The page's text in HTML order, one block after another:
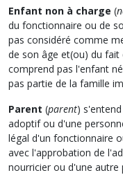
Enfant non à charge (
du fonctionnaire ou de
pas considéré comme
de son âge et(ou) du fait
comprend pas l'enfant
pas partie de la famille
Parent (parent)
adoptif ou d'une
légal d'un fonctionnaire
avec l'approbation de
nourricier ou d'une autre